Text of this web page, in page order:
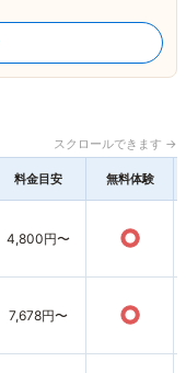
スクロールできます →
料金目安 無料体験
4,800円〜 ○
7,678円〜 ○